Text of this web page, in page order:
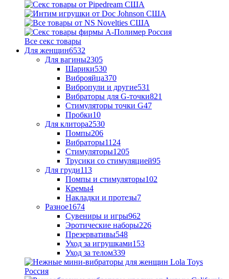
Все секс товары
Для женщин6532
Для вагины2305
Шарики530
Виброяйца370
Вибропули и другие531
Вибраторы для G-точки821
Стимуляторы точки G47
Пробки10
Для клитора2530
Помпы206
Вибраторы1124
Стимуляторы1205
Трусики со стимуляцией95
Для груди113
Помпы и стимуляторы102
Кремы4
Накладки и протезы7
Разное1674
Сувениры и игры962
Эротические наборы226
Презервативы548
Уход за игрушками153
Уход за телом339